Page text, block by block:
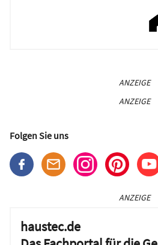
ANZEIGE
ANZEIGE
Folgen Sie uns
ANZEIGE
haustec.de